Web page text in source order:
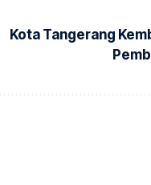
Kota Tangerang